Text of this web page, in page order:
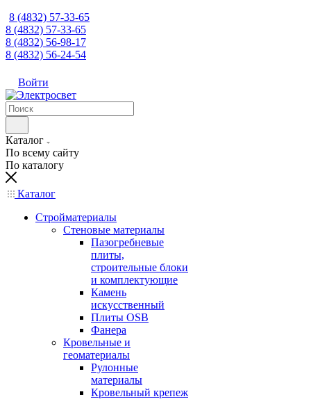
8 (4832) 57-33-65
8 (4832) 57-33-65
8 (4832) 56-98-17
8 (4832) 56-24-54
Войти
Каталог
По всему сайту
По каталогу
Каталог
Стройматериалы
Стеновые материалы
Пазогребневые
плиты,
строительные блоки
и комплектующие
Камень
искусственный
Плиты OSB
Фанера
Кровельные и
геоматериалы
Рулонные
материалы
Кровельный крепеж